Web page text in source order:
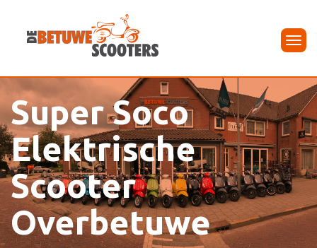
Super Soco
Elektrische
Scooter
Overbetuwe